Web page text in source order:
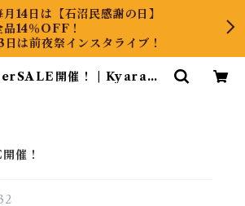
月14日は【石沼民感謝の日】
品14％OFF！
日は前夜祭インスタライブ！
開催！ | KyaraPL
催！